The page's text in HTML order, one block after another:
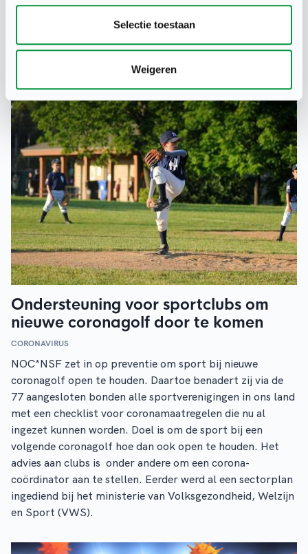
Selectie toestaan
Weigeren
fors lager dan in pre-coronatijd. Teams worden kleiner:
‘Bij onze korfbal is het trekken aan een dood paard.’ Lees
Ondersteuning voor sportclubs om
nieuwe coronagolf door te komen
CORONAVIRUS
NOC*NSF zet in op preventie om sport bij nieuwe
coronagolf open te houden. Daartoe benadert zij via de
77 aangesloten bonden alle sportverenigingen in ons land
met een checklist voor coronamaatregelen die nu al
ingezet kunnen worden. Doel is om de sport bij een
volgende coronagolf hoe dan ook open te houden. Het
advies aan clubs is onder andere om een corona-
coördinator aan te stellen. Eerder werd al een sectorplan
ingediend bij het ministerie van Volksgezondheid, Welzijn
en Sport (VWS).